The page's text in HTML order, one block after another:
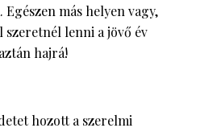
más helyen vagy,
szeretnél lenni a jövő év
hajrá!
hozott a szerelmi